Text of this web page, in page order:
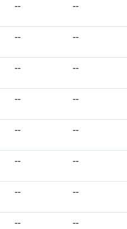
-- --
-- --
-- --
-- --
-- --
-- --
-- --
-- --